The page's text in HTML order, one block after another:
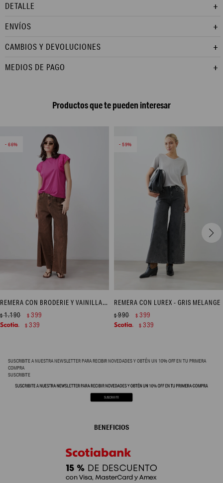
DETALLE
ENVÍOS
CAMBIOS Y DEVOLUCIONES
MEDIOS DE PAGO
Productos que te pueden interesar
66
REMERA CON BRODERIE Y VAINILLAS - FUCSIA
$1.190 $ 399
$ 339
59
REMERA CON LUREX - GRIS MELANGE
$990 $ 399
$ 339
SUSCRIBITE A NUESTRA NEWSLETTER PARA RECIBIR NOVEDADES Y OBTÉN UN 10% OFF EN TU PRIMERA
COMPRA
SUSCRIBITE
BENEFICIOS